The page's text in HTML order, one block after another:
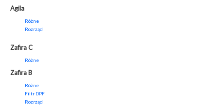
Agila
Różne
Rozrząd
Zafira C
Różne
Zafira B
Różne
Filtr DPF
Rozrząd